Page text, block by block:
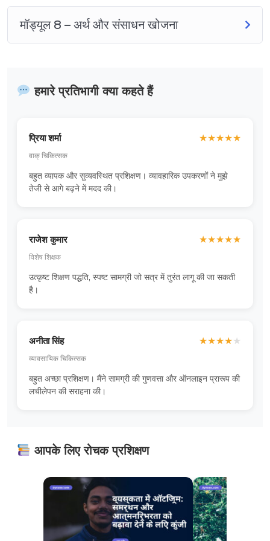
मॉड्यूल 8 – अर्थ और संसाधन खोजना
हमारे प्रतिभागी क्या कहते हैं
प्रिया शर्मा
वाक् चिकित्सक
★★★★★
बहुत व्यापक और सुव्यवस्थित प्रशिक्षण। व्यावहारिक उपकरणों ने मुझे
तेजी से आगे बढ़ने में मदद की।
राजेश कुमार
विशेष शिक्षक
★★★★★
उत्कृष्ट शिक्षण पद्धति, स्पष्ट सामग्री जो सत्र में तुरंत लागू की जा सकती
है।
अनीता सिंह
व्यावसायिक चिकित्सक
★★★★★
बहुत अच्छा प्रशिक्षण। मैंने सामग्री की गुणवत्ता और ऑनलाइन प्रारूप की
लचीलेपन की सराहना की।
आपके लिए रोचक प्रशिक्षण